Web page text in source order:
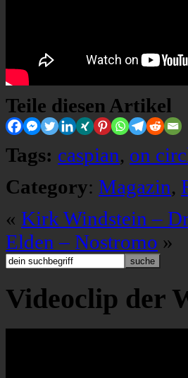
Teile diesen Artikel
Tags: caspian, on
Category: Magazin,
« Kirk Windstein –
Elden – Nostromo »
Videoclip der